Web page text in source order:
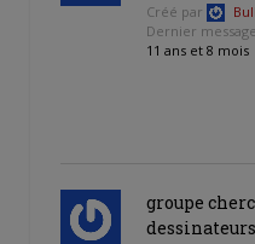
Créé par
Dernier
11 ans et 8 mois
groupe